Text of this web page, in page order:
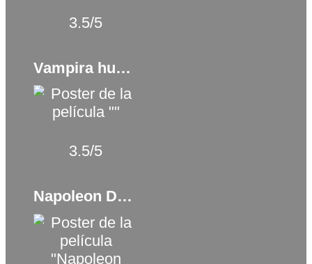
3.5/5
Vampira humanista busca suicida (2023)
3.5/5
Napoleon Dynamite (2004)